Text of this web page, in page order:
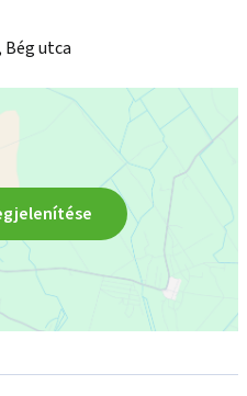
EUR+ ÁFA/m2
utca